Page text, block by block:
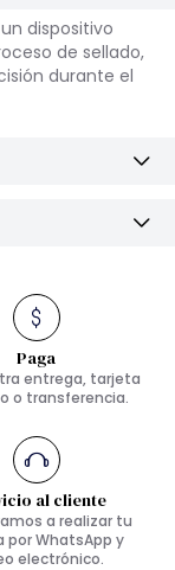
dispositivo
de sellado,
durante el
Paga
entrega, tarjeta
o transferencia.
al cliente
a realizar tu
por WhatsApp y
electrónico.